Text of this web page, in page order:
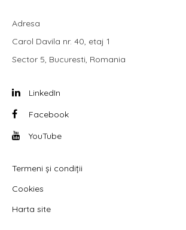
Adresa
Carol Davila nr. 40, etaj 1
Sector 5, Bucuresti, Romania
LinkedIn
Facebook
YouTube
Termeni și condiții
Cookies
Harta site